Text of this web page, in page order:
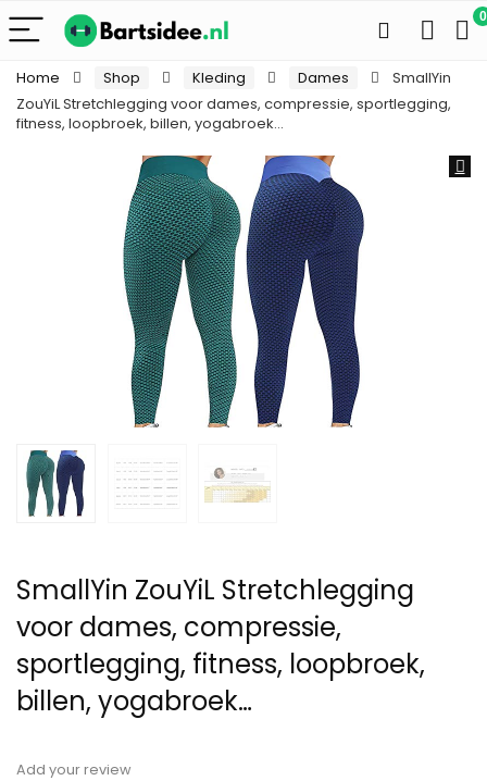
0
Home Shop Kleding Dames
SmallYin
ZouYiL Stretchlegging voor dames, compressie, sportlegging,
fitness, loopbroek, billen, yogabroek…
SmallYin ZouYiL Stretchlegging
voor dames, compressie,
sportlegging, fitness, loopbroek,
billen, yogabroek…
Add your review